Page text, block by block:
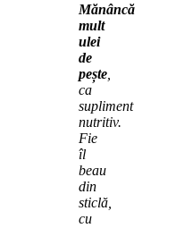
Mănâncă
mult
ulei
de
pește
ca
supliment
nutritiv.
Fie
îl
beau
din
sticlă,
cu